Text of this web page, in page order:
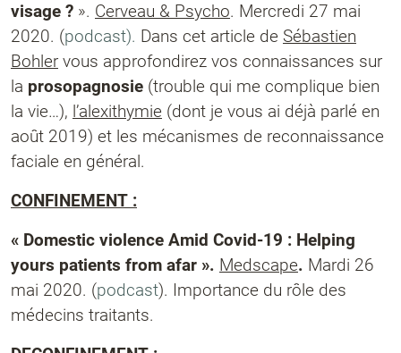
visage ? ». Cerveau & Psycho. Mercredi 27 mai
2020. (podcast). Dans cet article de Sébastien
Bohler vous approfondirez vos connaissances sur
la prosopagnosie (trouble qui me complique bien
la vie…), l’alexithymie (dont je vous ai déjà parlé en
août 2019) et les mécanismes de reconnaissance
faciale en général.
CONFINEMENT :
« Domestic violence Amid Covid-19 : Helping
yours patients from afar ». Medscape. Mardi 26
mai 2020. (podcast). Importance du rôle des
médecins traitants.